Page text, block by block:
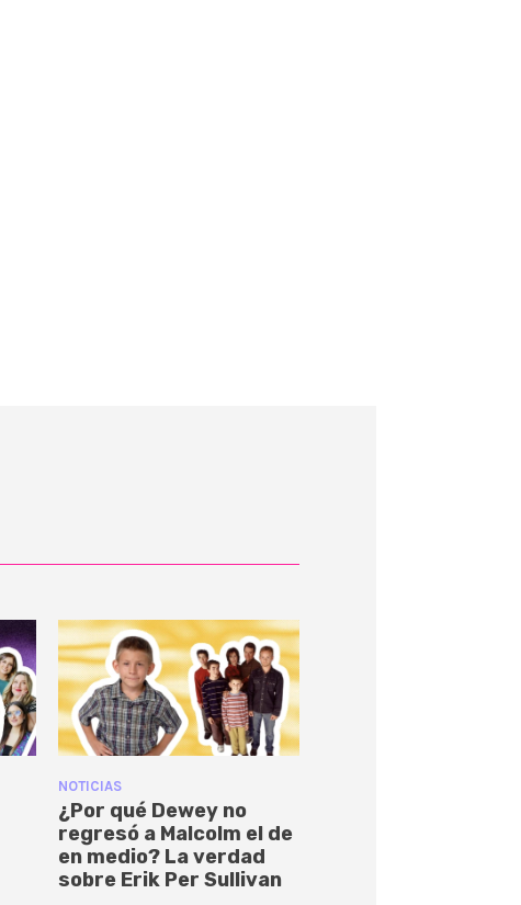
NOTICIAS
¿Por qué Dewey no
regresó a Malcolm el de
en medio? La verdad
sobre Erik Per Sullivan